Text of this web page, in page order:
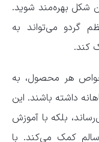
شکل بهره‌مند شوید.
گردو می‌تواند به
کند.
خواص هر محصول، به
داشته باشند. این
بلکه با آموزش
کمک می‌کند. با